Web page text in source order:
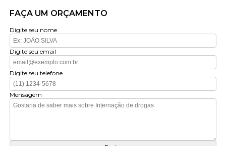
FAÇA UM ORÇAMENTO
Digite seu nome
Digite seu email
Digite seu telefone
Mensagem